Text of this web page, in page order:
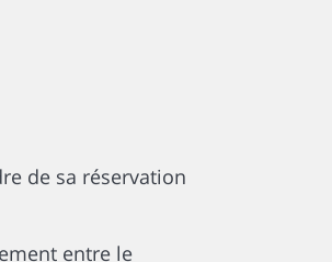
de sa réservation
entre le